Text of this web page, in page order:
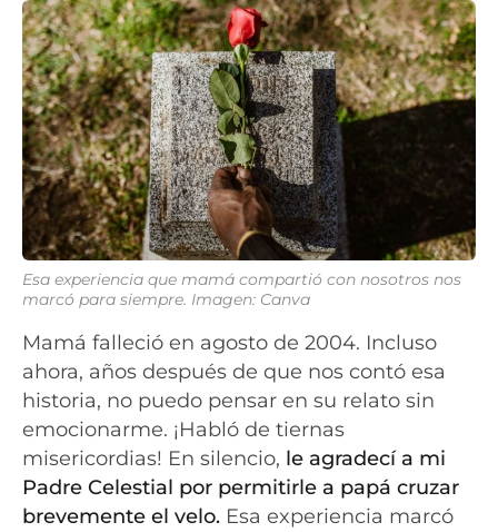
Esa experiencia que mamá compartió con nosotros nos
marcó para siempre. Imagen: Canva
Mamá falleció en agosto de 2004. Incluso
ahora, años después de que nos contó esa
historia, no puedo pensar en su relato sin
emocionarme. ¡Habló de tiernas
misericordias! En silencio, le agradecí a mi
Padre Celestial por permitirle a papá cruzar
brevemente el velo. Esa experiencia marcó